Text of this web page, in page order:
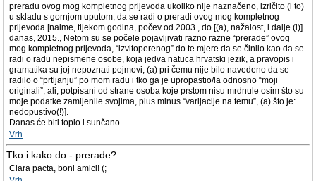
preradu ovog mog kompletnog prijevoda ukoliko nije naznačeno, izričito (i to)
u skladu s gornjom uputom, da se radi o preradi ovog mog kompletnog
prijevoda [naime, tijekom godina, počev od 2003., do [(a), nažalost, i dalje (i)]
danas, 2015., Netom su se počele pojavljivati razno razne “prerade” ovog
mog kompletnog prijevoda, “izvitoperenog” do te mjere da se činilo kao da se
radi o radu nepismene osobe, koja jedva natuca hrvatski jezik, a pravopis i
gramatika su joj nepoznati pojmovi, (a) pri čemu nije bilo navedeno da se
radilo o “prtljanju” po mom radu i tko ga je upropastio/la odnosno “moji
originali”, ali, potpisani od strane osoba koje prstom nisu mrdnule osim što su
moje podatke zamijenile svojima, plus minus “varijacije na temu”, (a) što je:
nedopustivo(!)].
Danas će biti toplo i sunčano.
Vrh
Tko i kako do - prerade?
Clara pacta, boni amici! (;